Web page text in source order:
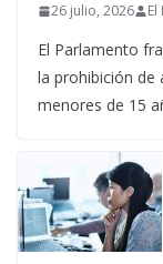
26 julio, 2026
El Parlamento
la prohibición de
menores de 15